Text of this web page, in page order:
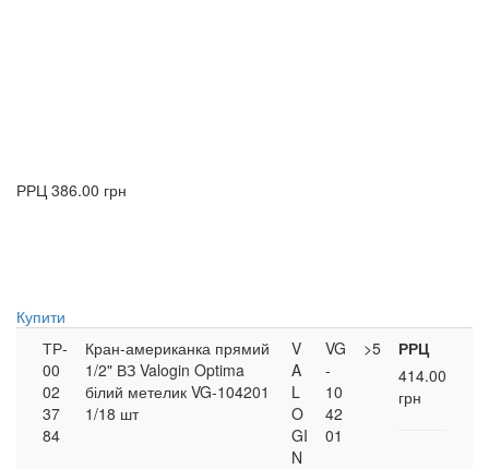
РРЦ 386.00 грн
Купити
ТР-
00
02
37
84
Кран-американка прямий
1/2" ВЗ Valogin Optima
білий метелик VG-104201
1/18 шт
V
A
L
O
GI
N
VG
-
10
42
01
>5
РРЦ
414.00
грн